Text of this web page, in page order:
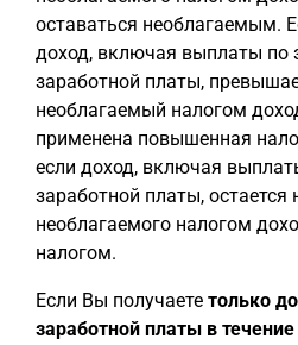
оставаться необлагаемым.
доход, включая выплаты
заработной платы,
необлагаемый налогом
применена повышенная
если доход, включая
заработной платы, остается
необлагаемого налогом
налогом.
Если Вы получаете только
заработной платы в течение